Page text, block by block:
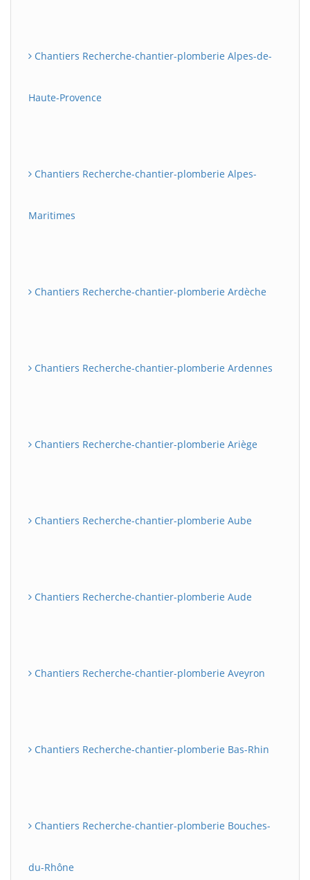
Chantiers Recherche-chantier-plomberie Alpes-de-
Haute-Provence
Chantiers Recherche-chantier-plomberie Alpes-
Maritimes
Chantiers Recherche-chantier-plomberie Ardèche
Chantiers Recherche-chantier-plomberie Ardennes
Chantiers Recherche-chantier-plomberie Ariège
Chantiers Recherche-chantier-plomberie Aube
Chantiers Recherche-chantier-plomberie Aude
Chantiers Recherche-chantier-plomberie Aveyron
Chantiers Recherche-chantier-plomberie Bas-Rhin
Chantiers Recherche-chantier-plomberie Bouches-
du-Rhône